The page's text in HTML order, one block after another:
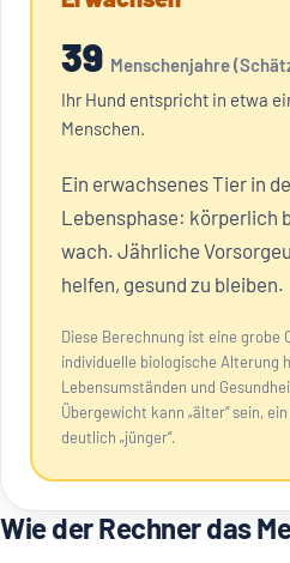
39 Menschenjahre
Ihr Hund entspricht in etwa
Menschen.
Ein erwachsenes Tier in
Lebensphase: körperlich
wach. Jährliche
helfen, gesund zu bleiben.
Diese Berechnung ist eine grobe
individuelle biologische Alterung
Lebensumständen und
Übergewicht kann „älter“ sein,
deutlich „jünger“.
Wie der Rechner das